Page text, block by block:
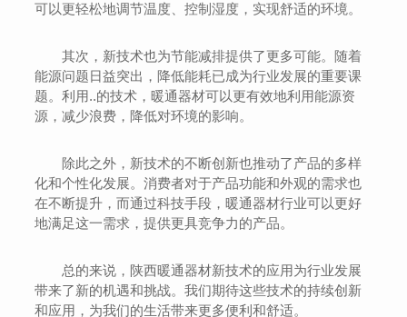
可以更轻松地调节温度、控制湿度，实现舒适的环境。
其次，新技术也为节能减排提供了更多可能。随着
能源问题日益突出，降低能耗已成为行业发展的重要课
题。利用..的技术，暖通器材可以更有效地利用能源资
源，减少浪费，降低对环境的影响。
除此之外，新技术的不断创新也推动了产品的多样
化和个性化发展。消费者对于产品功能和外观的需求也
在不断提升，而通过科技手段，暖通器材行业可以更好
地满足这一需求，提供更具竞争力的产品。
总的来说，陕西暖通器材新技术的应用为行业发展
带来了新的机遇和挑战。我们期待这些技术的持续创新
和应用，为我们的生活带来更多便利和舒适。